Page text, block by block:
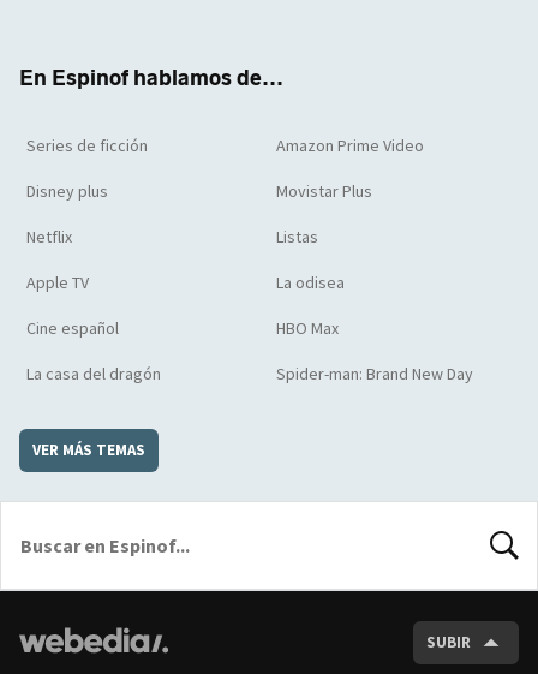
En Espinof hablamos de...
Series de ficción Amazon Prime Video
Disney plus Movistar Plus
Netflix Listas
Apple TV La odisea
Cine español HBO Max
La casa del dragón Spider-man: Brand New Day
VER MÁS TEMAS
SUBIR